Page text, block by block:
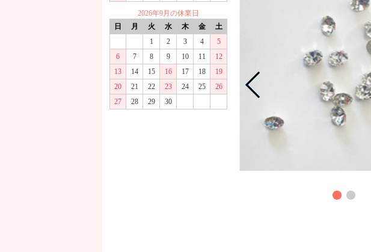
2026年9月の休業日
日
月 火 水 木 金
土
1
2 3 4
5
6
7 8 9 10 11
12
13
14 15 16 17 18
19
20
21 22 23 24 25
26
27
28 29 30